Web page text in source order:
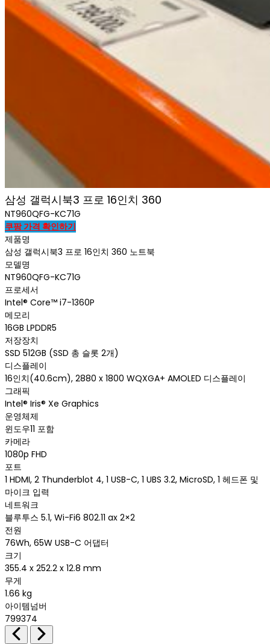
삼성 갤럭시북3 프로 16인치 360
NT960QFG-KC71G
쿠팡 가격 확인하기
제품명
삼성 갤럭시북3 프로 16인치 360 노트북
모델명
NT960QFG-KC71G
프로세서
Intel® Core™ i7-1360P
메모리
16GB LPDDR5
저장장치
SSD 512GB (SSD 총 슬롯 2개)
디스플레이
16인치(40.6cm), 2880 x 1800 WQXGA+ AMOLED 디스플레이
그래픽
Intel® Iris® Xe Graphics
운영체제
윈도우11 포함
카메라
1080p FHD
포트
1 HDMI, 2 Thunderblot 4, 1 USB-C, 1 UBS 3.2, MicroSD, 1 헤드폰 및
마이크 입력
네트워크
블루투스 5.1, Wi-Fi6 802.11 ax 2×2
전원
76Wh, 65W USB-C 어댑터
크기
355.4 x 252.2 x 12.8 mm
무게
1.66 kg
아이템넘버
799374